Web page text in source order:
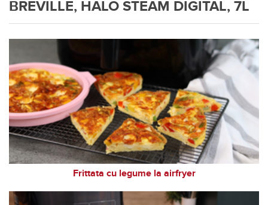
BREVILLE, HALO STEAM DIGITAL, 7L
Frittata cu legume la airfryer